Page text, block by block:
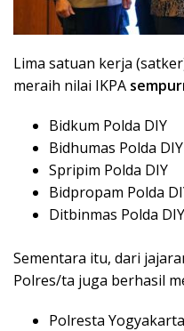
Lima satuan kerja
meraih nilai IKPA
Bidkum Polda DIY
Bidhumas Polda DIY
Spripim Polda DIY
Bidpropam Polda
Ditbinmas Polda DIY
Sementara itu, dari
Polres/ta juga berhasil
Polresta Yogyakarta